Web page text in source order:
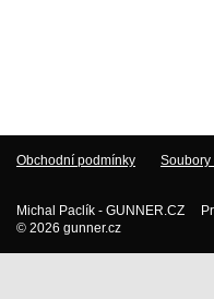
Obchodní podmínky Soubory
Michal Paclík - GUNNER.CZ
© 2026 gunner.cz